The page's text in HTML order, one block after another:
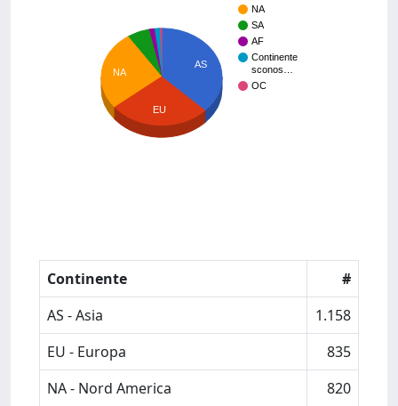
NA
SA
AF
Continente
sconos…
OC
AS
NA
EU
Continente
#
AS - Asia
1.158
EU - Europa
835
NA - Nord America
820